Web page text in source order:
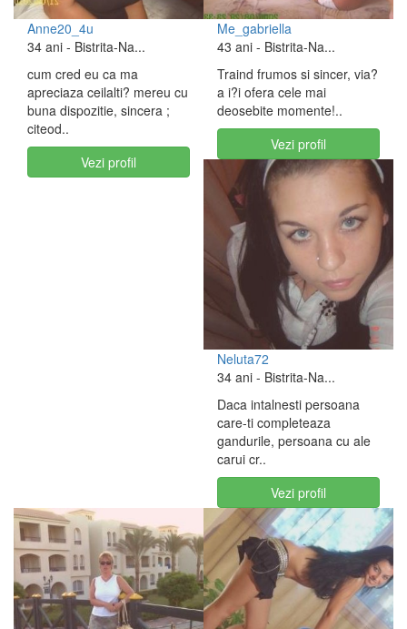
Anne20_4u
34 ani - Bistrita-Na...
cum cred eu ca ma
apreciaza ceilalti? mereu cu
buna dispozitie, sincera ;
citeod..
Vezi profil
Me_gabriella
43 ani - Bistrita-Na...
Traind frumos si sincer, via?
a i?i ofera cele mai
deosebite momente!..
Vezi profil
Neluta72
34 ani - Bistrita-Na...
Daca intalnesti persoana
care-ti completeaza
gandurile, persoana cu ale
carui cr..
Vezi profil